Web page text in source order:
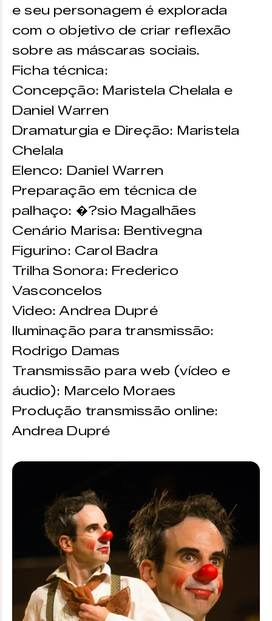
e seu personagem é explorada
com o objetivo de criar reflexão
sobre as máscaras sociais.
Ficha técnica:
Concepção: Maristela Chelala e
Daniel Warren
Dramaturgia e Direção: Maristela
Chelala
Elenco: Daniel Warren
Preparação em técnica de
palhaço: �?sio Magalhães
Cenário Marisa: Bentivegna
Figurino: Carol Badra
Trilha Sonora: Frederico
Vasconcelos
Video: Andrea Dupré
Iluminação para transmissão:
Rodrigo Damas
Transmissão para web (vídeo e
áudio): Marcelo Moraes
Produção transmissão online:
Andrea Dupré